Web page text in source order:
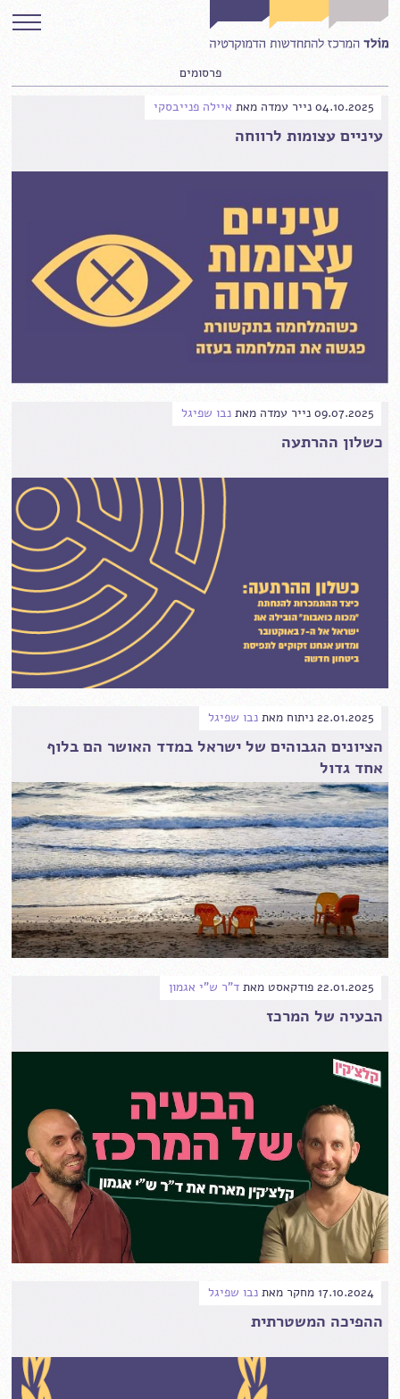
פרסומים
04.10.2025 נייר עמדה מאת איילה פנייבסקי
עיניים עצומות לרווחה
09.07.2025 נייר עמדה מאת נבו שפיגל
כשלון ההרתעה
22.01.2025 ניתוח מאת נבו שפיגל
הציונים הגבוהים של ישראל במדד האושר הם בלוף
אחד גדול
22.01.2025 פודקאסט מאת ד"ר ש"י אגמון
הבעיה של המרכז
17.10.2024 מחקר מאת נבו שפיגל
ההפיכה המשטרתית